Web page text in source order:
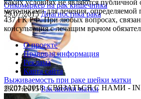
Онкомаркер на рак кишечника
29.07.2015 Диагностика рака
Выживаемость при раке шейки матки
29.07.2015 Рак шейки матки
каких условиях не являются публичной
методиками для лечения,
437 ГК РФ. При любых вопросах,
консультация с лечащим врачом
О проекте
Правовая информация
Реклама
Карта сайта
©2014-2018, СВЯЗАТЬСЯ С НАМИ -